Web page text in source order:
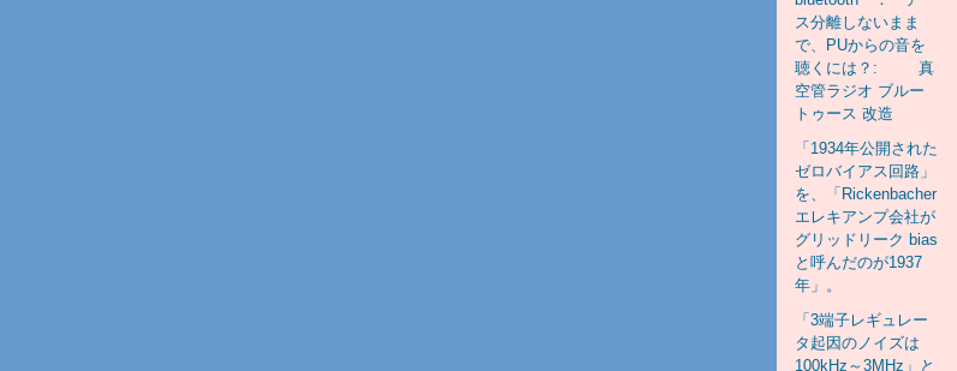
ス分離しないまま
で、PUからの音を
聴くには？: 真
空管ラジオ ブルー
トゥース 改造
「1934年公開された
ゼロバイアス回路」
を、「Rickenbacher
エレキアンプ会社が
グリッドリーク bias
と呼んだのが1937
年」。
「3端子レギュレー
タ起因のノイズは
100kHz～3MHz」と